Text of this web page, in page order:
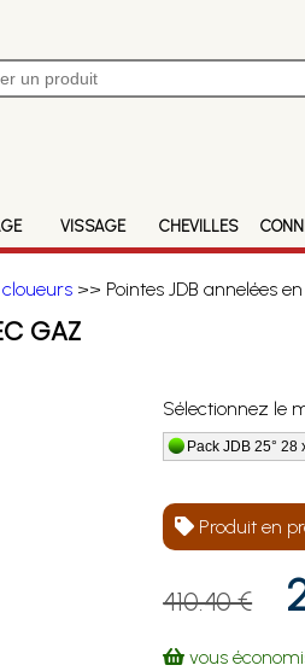
VISSAGE CHEVILLES
>> Pointes JDB annelées
GAZ
Sélectionnez le
Pack JDB 25° 28
Produit en
410.40 €
vous